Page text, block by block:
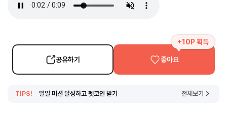
공유하기
+10P 획득
좋아요
TIPS! 일일 미션 달성하고 펫코인 받기 전체보기